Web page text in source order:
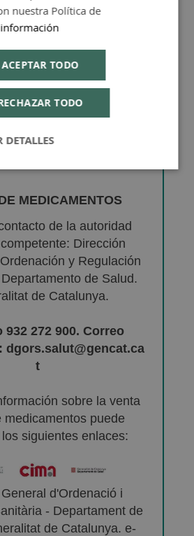
MEDICAMENTOS
de la autoridad
Dirección
y Regulación
de Salud.
de Catalunya.
932 272 900. Correo
dgors.salut@gencat.ca
t
sobre la venta
medicamentos puede
siguientes enlaces:
d'Ordenació i
- Departament de
de Catalunya. e-
nuestra Política de
ACEPTAR TODO
TODO
DETALLES